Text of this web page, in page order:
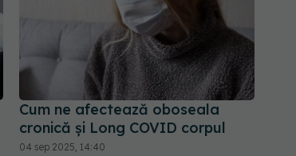
Cum ne afectează oboseala
cronică și Long COVID corpul
04 sep 2025, 14:40